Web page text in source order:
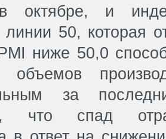
и
линии 50, которая
ниже 50,0
объемов
за
что спад